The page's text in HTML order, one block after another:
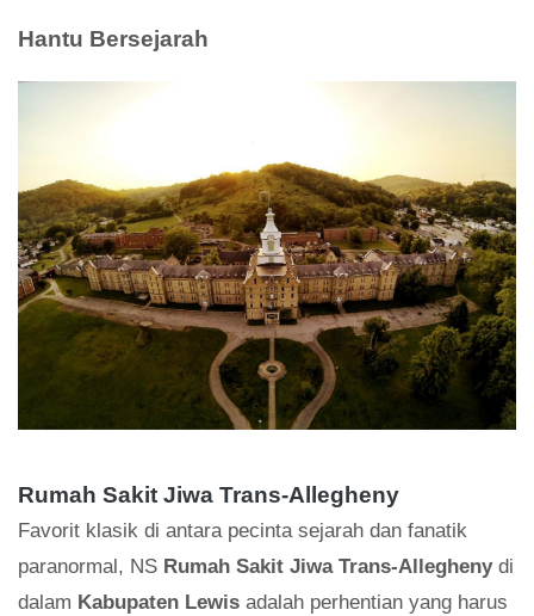
Hantu Bersejarah
Rumah Sakit Jiwa Trans-Allegheny
Favorit klasik di antara pecinta sejarah dan fanatik
paranormal, NS Rumah Sakit Jiwa Trans-Allegheny di
dalam Kabupaten Lewis adalah perhentian yang harus